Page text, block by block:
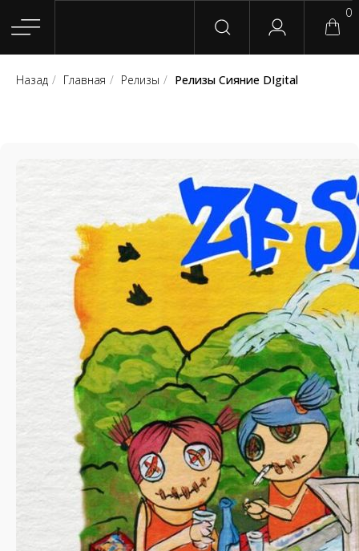
Главная Магазин Группы Релизы Плейлисты
Назад / Главная / Релизы / Релизы Сияние DIgital